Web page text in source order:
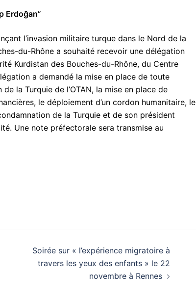
Erdoğan”
l’invasion militaire turque dans le Nord de la
du-Rhône a souhaité recevoir une délégation
Kurdistan des Bouches-du-Rhône, du Centre
a demandé la mise en place de toute
de la Turquie de l’OTAN, la mise en place de
le déploiement d’un cordon humanitaire, le
de la Turquie et de son président
Une note préfectorale sera transmise au
Soirée sur « l’expérience migratoire à
travers les yeux des enfants » le 22
novembre à Rennes